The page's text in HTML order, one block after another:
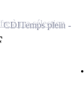
CDITemps plein
à ma sélection